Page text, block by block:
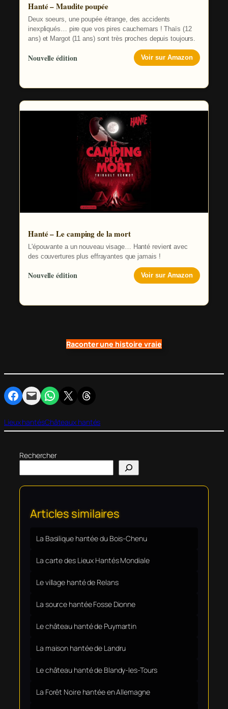
Hanté – Maudite poupée
Deux soeurs, une poupée étrange, des accidents
inexpliqués… pire que vos pires cauchemars ! Thaïs (12
ans) et Margot (11 ans) sont très proches depuis toujours.
Nouvelle édition Voir sur Amazon
Hanté – Le camping de la mort
L'épouvante a un nouveau visage… Hanté revient avec
des couvertures plus effrayantes que jamais !
Nouvelle édition Voir sur Amazon
Raconter une histoire vraie
Partager sur Facebook
Envoyer cette page par e-mailPartager sur WhatsApp
Partager sur X Partager sur Threads
Lieux hantésChâteaux hantés
Rechercher
Articles similaires
La Basilique hantée du Bois-Chenu
La carte des Lieux Hantés Mondiale
Le village hanté de Relans
La source hantée Fosse Dionne
Le château hanté de Puymartin
La maison hantée de Landru
Le château hanté de Blandy-les-Tours
La Forêt Noire hantée en Allemagne